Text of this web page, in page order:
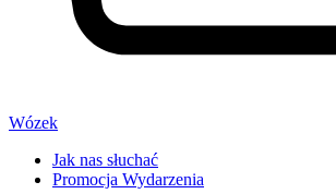
Wózek
Jak nas słuchać
Promocja Wydarzenia